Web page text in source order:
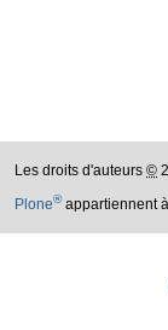
Les droits d'auteurs ©
Plone®appartiennent